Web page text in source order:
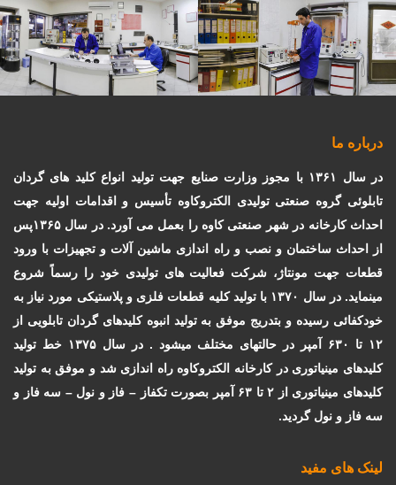
درباره ما
در سال ۱۳۶۱ با مجوز وزارت صنایع جهت تولید انواع کلید های گردان
تابلوئیگروه صنعتی تولیدی الکتروکاوه تأسیس و اقدامات اولیه جهت
احداث کارخانه در شهر صنعتی کاوه را بعمل می آورد. در سال ۱۳۶۵پس
از احداث ساختمان و نصب و راه اندازی ماشین آلات و تجهیزات با ورود
قطعات جهت مونتاژ، شرکت فعالیت های تولیدی خود را رسماً شروع
مینماید. در سال ۱۳۷۰ با تولید کلیه قطعات فلزی و پلاستیکی مورد نیاز به
خودکفائی رسیده و بتدریج موفق به تولید انبوه کلیدهای گردان تابلویی از
۱۲ تا ۶۳۰ آمپر در حالتهای مختلف میشود .در سال۱۳۷۵ خط تولید
کلیدهای مینیاتوری در کارخانه الکتروکاوه راه اندازی شد و موفق به تولید
کلیدهای مینیاتوری از ۲تا ۶۳ آمپر بصورت تکفاز – فاز و نول – سه فاز و
سه فاز و نول گردید.
لینک های مفید